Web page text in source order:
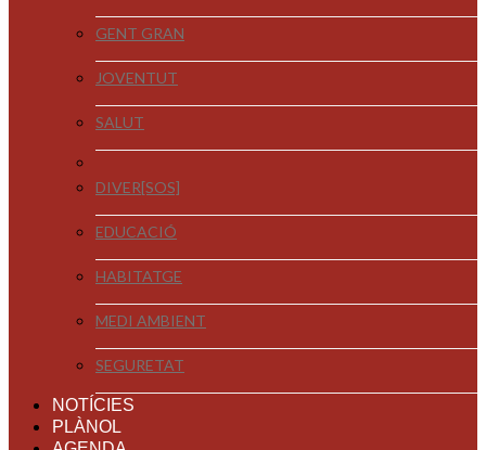
GENT GRAN
JOVENTUT
SALUT
DIVER[SOS]
EDUCACIÓ
HABITATGE
MEDI AMBIENT
SEGURETAT
NOTÍCIES
PLÀNOL